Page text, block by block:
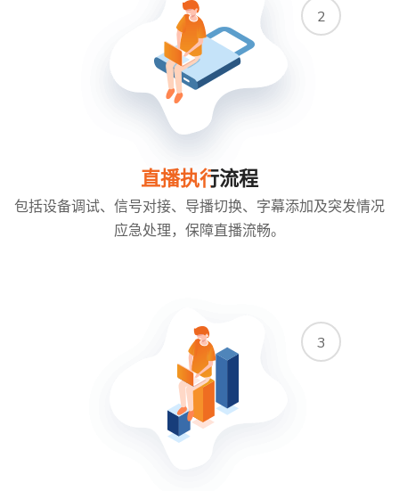
2
直播执行流程
包括设备调试、信号对接、导播切换、字幕添加及突发情况
应急处理，保障直播流畅。
3